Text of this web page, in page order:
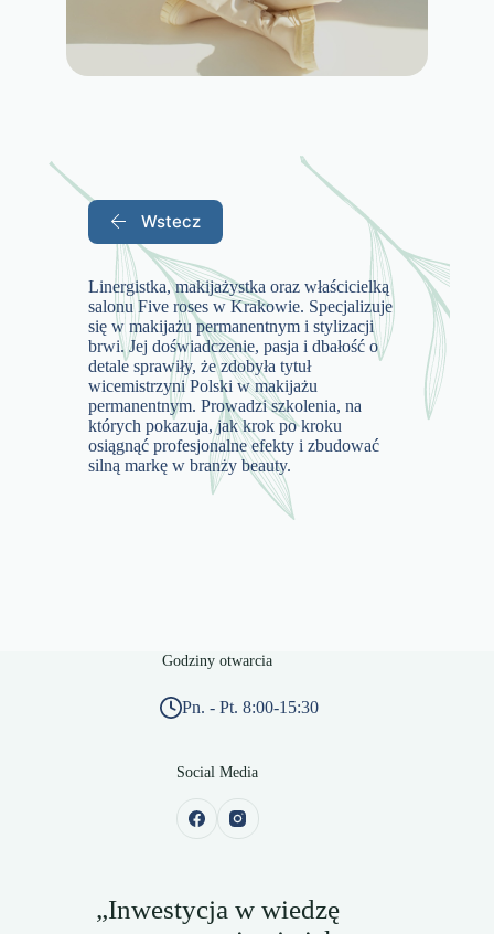
Wstecz
Linergistka, makijażystka oraz właścicielką
salonu Five roses w Krakowie. Specjalizuje
się w makijażu permanentnym i stylizacji
brwi. Jej doświadczenie, pasja i dbałość o
detale sprawiły, że zdobyła tytuł
wicemistrzyni Polski w makijażu
permanentnym. Prowadzi szkolenia, na
których pokazuja, jak krok po kroku
osiągnąć profesjonalne efekty i zbudować
silną markę w branży beauty.
Godziny otwarcia
Pn. - Pt. 8:00-15:30
Social Media
„Inwestycja w wiedzę